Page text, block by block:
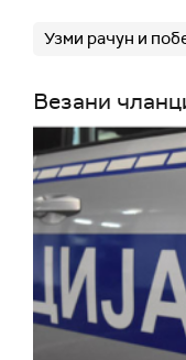
Узми рачун и
Везани